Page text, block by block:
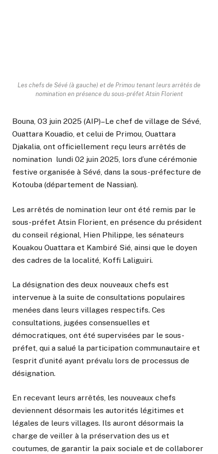
Les chefs de Sévé (à gauche) et de Primou tenant leurs arrêtés de
nomination en présence du sous-préfet Atsin Florient
Bouna, 03 juin 2025 (AIP)–Le chef de village de Sévé,
Ouattara Kouadio, et celui de Primou, Ouattara
Djakalia, ont officiellement reçu leurs arrêtés de
nomination lundi 02 juin 2025, lors d’une cérémonie
festive organisée à Sévé, dans la sous-préfecture de
Kotouba (département de Nassian).
Les arrêtés de nomination leur ont été remis par le
sous-préfet Atsin Florient, en présence du président
du conseil régional, Hien Philippe, les sénateurs
Kouakou Ouattara et Kambiré Sié, ainsi que le doyen
des cadres de la localité, Koffi Laliguiri.
La désignation des deux nouveaux chefs est
intervenue à la suite de consultations populaires
menées dans leurs villages respectifs. Ces
consultations, jugées consensuelles et
démocratiques, ont été supervisées par le sous-
préfet, qui a salué la participation communautaire et
l’esprit d’unité ayant prévalu lors de processus de
désignation.
En recevant leurs arrêtés, les nouveaux chefs
deviennent désormais les autorités légitimes et
légales de leurs villages. Ils auront désormais la
charge de veiller à la préservation des us et
coutumes, de garantir la paix sociale et de collaborer